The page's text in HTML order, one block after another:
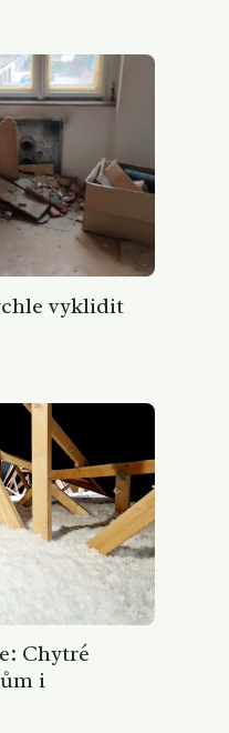
vyklidit
Chytré
i